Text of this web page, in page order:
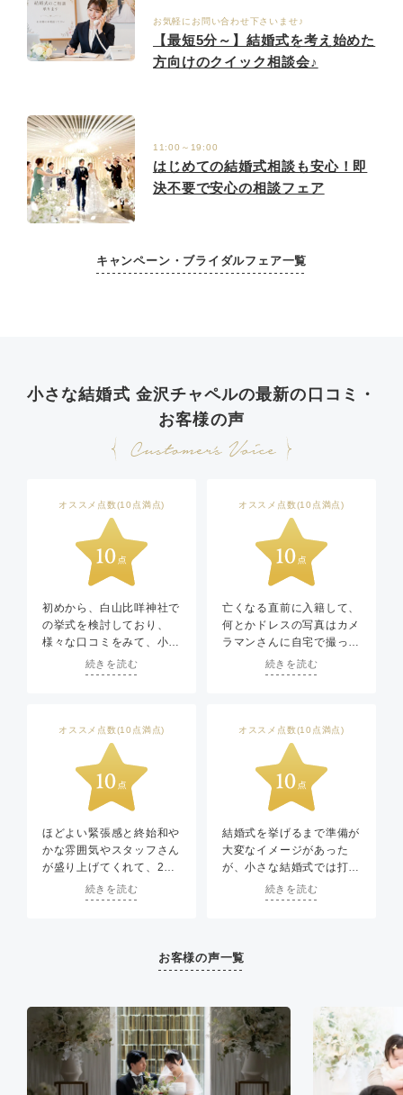
お気軽にお問い合わせ下さいませ♪
【最短5分～】結婚式を考え始めた
方向けのクイック相談会♪
11:00～19:00
はじめての結婚式相談も安心！即
決不要で安心の相談フェア
キャンペーン・ブライダルフェア一覧
小さな結婚式 金沢チャペルの最新の口コミ・
お客様の声
オススメ点数(10点満点)
初めから、白山比咩神社で
の挙式を検討しており、
様々な口コミをみて、小さ
な結婚式 金沢に決めまし
ことができ、安心してお任
せできました。
現地での打ち合わせ、衣装
合わせ、当日の準備も、す
べて同じ竪町の店舗で行う
ことができ、大変スムーズ
でした。
特に驚いたのは、プランナ
ーの松本さんはじめ、カメ
ラマンさん、着付け・ヘア
メイクさん全員の対応力で
ていただき、全て要望通
り、かつスケジュール通り
料金は、明瞭でわかりやす
く、押し売りも一切無かっ
たです。
私たちの人生の一大イベン
トを、100点満点の形でサ
続きを読む
オススメ点数(10点満点)
亡くなる直前に入籍して、
何とかドレスの写真はカメ
ラマンさんに自宅で撮って
もらいましたが、結婚式挙
げてやれなかった事をずっ
り、次、何しようと考えた
時、やっぱり式挙げてない
しどっかないのかと検索し
小さな結婚式を見つけ、駄
目元で電話しました。
正直、半信半疑でしたが、
当日もスタッフの方々の心
遣いには感激しました。
この会社にもっと早く、生
きてる時に気づいてればと
の思いもありますが、本当
続きを読む
オススメ点数(10点満点)
ほどよい緊張感と終始和や
かな雰囲気やスタッフさん
が盛り上げてくれて、2人
だけでもこんなに素敵なし
あわせな挙式ができるんだ
また、いろんな提案やささ
くださり、不安を解消しな
がら当日を迎えることがで
きました。
ご提案の進行中の写真を残
してよかったし、何より楽
しかったです。大変お世話
続きを読む
オススメ点数(10点満点)
結婚式を挙げるまで準備が
大変なイメージがあった
が、小さな結婚式では打ち
合わせの数も少なく、規模
に合わせた場所や流れをご
担当さんが優しく朗らかな
方で、スタッフさん同士和
陰もあり、式当日もあまり
緊張せず、和やかなな雰囲
気で過ごせたので、とても
良かったです。素敵な結婚
式にして下さり、本当に感
謝しています。
続きを読む
お客様の声一覧